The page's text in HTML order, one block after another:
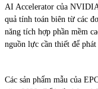
AI Accelerator của
quả tính toán biên từ các
năng tích hợp phần mềm
nguồn lực cần thiết để
Các sản phẩm mẫu của